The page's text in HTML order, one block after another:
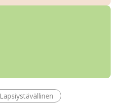
Lapsiystävällinen